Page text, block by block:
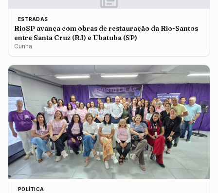
ESTRADAS
RioSP avança com obras de restauração da Rio-Santos
entre Santa Cruz (RJ) e Ubatuba (SP)
Cunha
POLÍTICA